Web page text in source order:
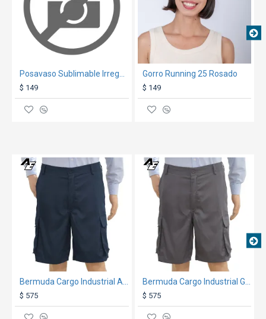
$ 149
Gorro Running 25 Rosado
$ 149
TEXTTRANSPARENTE
$ 575 $ 575